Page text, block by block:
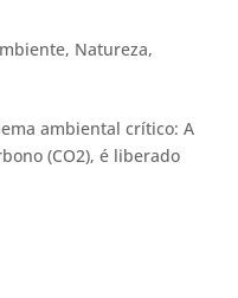
, Natureza,
ambiental crítico: A
(CO2), é liberado